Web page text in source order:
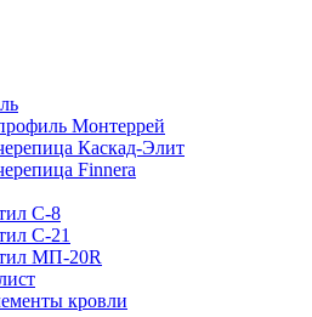
Монтеррей
Каскад-Элит
Finnera
С-8
С-21
МП-20R
кровли